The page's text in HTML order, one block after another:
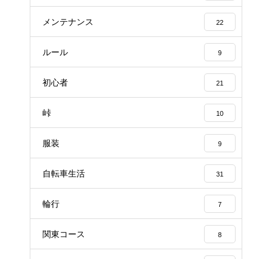
メンテナンス 22
ルール 9
初心者 21
峠 10
服装 9
自転車生活 31
輪行 7
関東コース 8